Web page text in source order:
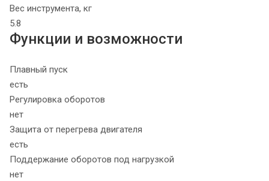
Вес инструмента, кг
5.8
Функции и возможности
Плавный пуск
есть
Регулировка оборотов
нет
Защита от перегрева двигателя
есть
Поддержание оборотов под нагрузкой
нет